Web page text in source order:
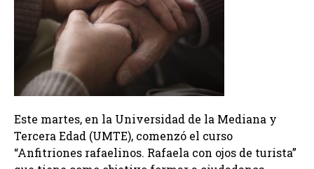
Este martes, en la Universidad de la Mediana y
Tercera Edad (UMTE), comenzó el curso
“Anfitriones rafaelinos. Rafaela con ojos de turista”